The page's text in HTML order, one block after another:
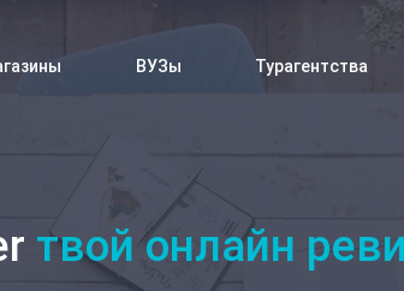
ВУЗы Турагентства
твой онлайн